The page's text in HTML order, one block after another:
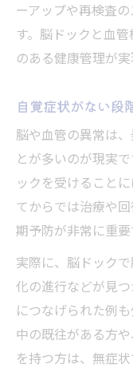
ーアップや再検査
す。脳ドックと血
のある健康管理が実
自覚症状がない段
脳や血管の異常は
とが多いのが現実
ックを受けること
てからでは治療や
期予防が非常に重要
実際に、脳ドック
化の進行などが見
につなげられた例
中の既往がある方
を持つ方は、無症